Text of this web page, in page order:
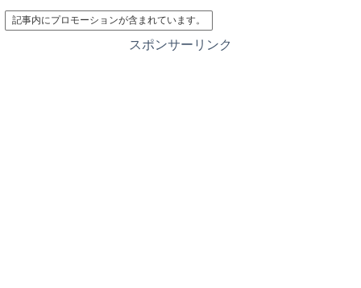
記事内にプロモーションが含まれています。
スポンサーリンク